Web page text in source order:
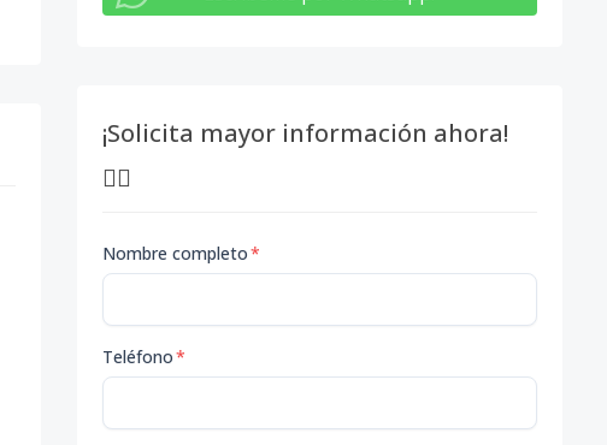
¡Solicita mayor información ahora!
👇🏽
Nombre completo*
Teléfono*